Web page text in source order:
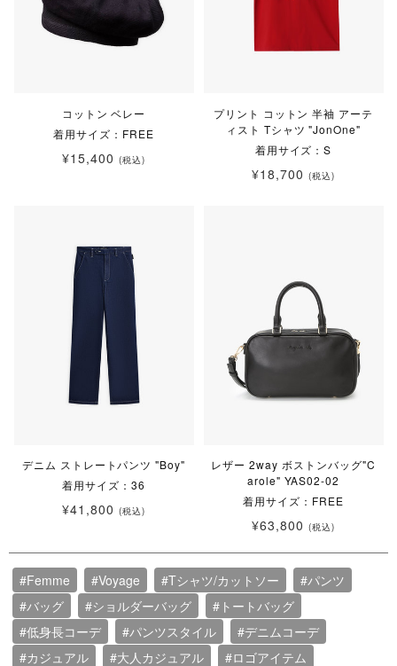
コットン ベレー
着用サイズ：FREE
¥15,400 (税込)
プリント コットン 半袖 アーテ
ィスト Tシャツ "JonOne"
着用サイズ：S
¥18,700 (税込)
デニム ストレートパンツ "Boy"
着用サイズ：36
¥41,800 (税込)
レザー 2way ボストンバッグ"C
arole" YAS02-02
着用サイズ：FREE
¥63,800 (税込)
#Femme #Voyage #Tシャツ/カットソー
#パンツ
#バッグ
#ショルダーバッグ
#トートバッグ
#低身長コーデ
#パンツスタイル
#デニムコーデ
#カジュアル
#大人カジュアル #ロゴアイテム